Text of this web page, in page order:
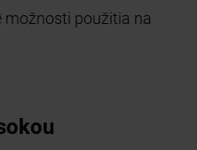
možnosti použitia na